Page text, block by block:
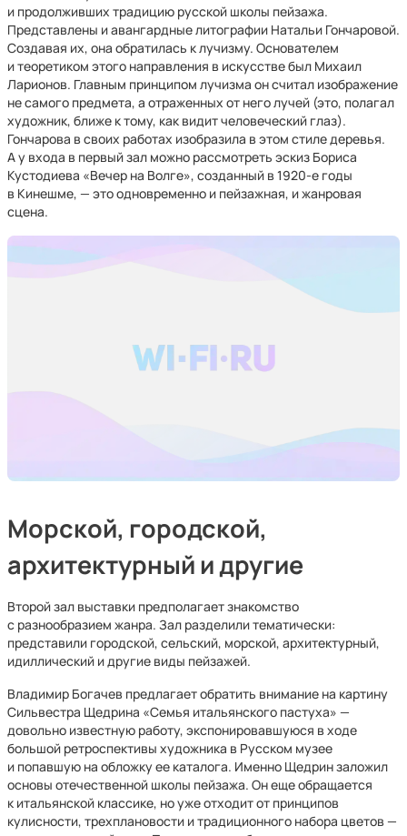
и продолживших традицию русской школы пейзажа.
Представлены и авангардные литографии Натальи Гончаровой.
Создавая их, она обратилась к лучизму. Основателем
и теоретиком этого направления в искусстве был Михаил
Ларионов. Главным принципом лучизма он считал изображение
не самого предмета, а отраженных от него лучей (это, полагал
художник, ближе к тому, как видит человеческий глаз).
Гончарова в своих работах изобразила в этом стиле деревья.
А у входа в первый зал можно рассмотреть эскиз Бориса
Кустодиева «Вечер на Волге», созданный в 1920-е годы
в Кинешме, — это одновременно и пейзажная, и жанровая
сцена.
Морской, городской,
архитектурный и другие
Второй зал выставки предполагает знакомство
с разнообразием жанра. Зал разделили тематически:
представили городской, сельский, морской, архитектурный,
идиллический и другие виды пейзажей.
Владимир Богачев предлагает обратить внимание на картину
Сильвестра Щедрина «Семья итальянского пастуха» —
довольно известную работу, экспонировавшуюся в ходе
большой ретроспективы художника в Русском музее
и попавшую на обложку ее каталога. Именно Щедрин заложил
основы отечественной школы пейзажа. Он еще обращается
к итальянской классике, но уже отходит от принципов
кулисности, трехплановости и традиционного набора цветов —